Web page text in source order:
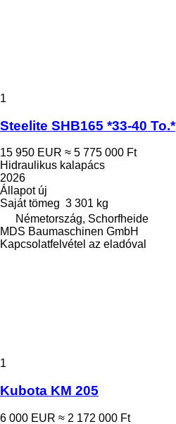
1
Steelite SHB165 *33-40 To.*
15 950 EUR ≈ 5 775 000 Ft
Hidraulikus kalapács
2026
Állapotúj
Saját tömeg 3 301 kg
Németország, Schorfheide
MDS Baumaschinen GmbH
Kapcsolatfelvétel az eladóval
1
Kubota KM 205
6 000 EUR ≈ 2 172 000 Ft